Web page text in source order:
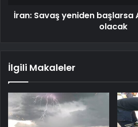
İran: Savaş yeniden başlarsa
olacak
İlgili Makaleler